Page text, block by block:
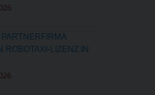
ROBOTAXI-LIZENZ IN